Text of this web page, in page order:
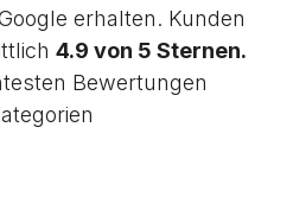
erhalten. Kunden
4.9 von 5 Sternen.
Bewertungen